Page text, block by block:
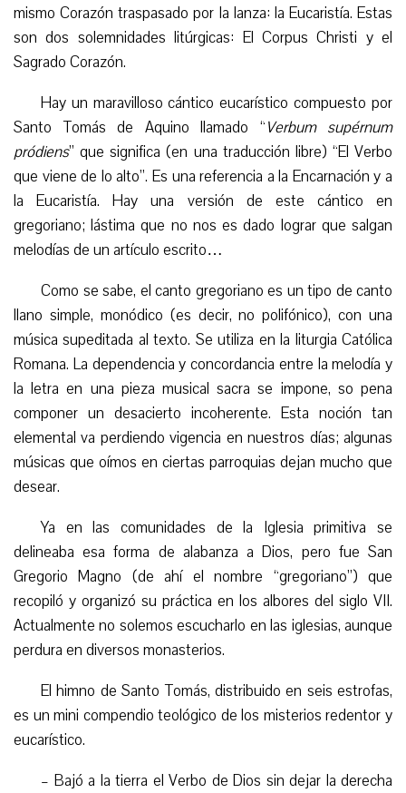
mismo Corazón traspasado por la lanza: la Eucaristía. Estas
son dos solemnidades litúrgicas: El Corpus Christi y el
Sagrado Corazón.
Hay un maravilloso cántico eucarístico compuesto por
Santo Tomás de Aquino llamado “Verbum supérnum
pródiens” que significa (en una traducción libre) “El Verbo
que viene de lo alto”. Es una referencia a la Encarnación y a
la Eucaristía. Hay una versión de este cántico en
gregoriano; lástima que no nos es dado lograr que salgan
melodías de un artículo escrito…
Como se sabe, el canto gregoriano es un tipo de canto
llano simple, monódico (es decir, no polifónico), con una
música supeditada al texto. Se utiliza en la liturgia Católica
Romana. La dependencia y concordancia entre la melodía y
la letra en una pieza musical sacra se impone, so pena
componer un desacierto incoherente. Esta noción tan
elemental va perdiendo vigencia en nuestros días; algunas
músicas que oímos en ciertas parroquias dejan mucho que
desear.
Ya en las comunidades de la Iglesia primitiva se
delineaba esa forma de alabanza a Dios, pero fue San
Gregorio Magno (de ahí el nombre “gregoriano”) que
recopiló y organizó su práctica en los albores del siglo VII.
Actualmente no solemos escucharlo en las iglesias, aunque
perdura en diversos monasterios.
El himno de Santo Tomás, distribuido en seis estrofas,
es un mini compendio teológico de los misterios redentor y
eucarístico.
– Bajó a la tierra el Verbo de Dios sin dejar la derecha